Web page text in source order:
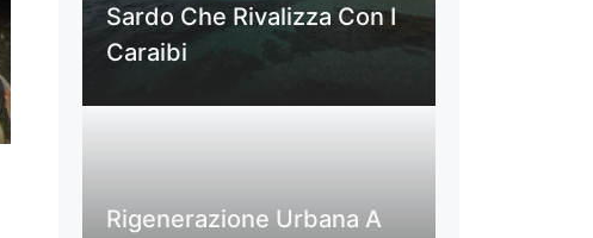
Sardo Che Rivalizza Con I
Caraibi
Rigenerazione Urbana A